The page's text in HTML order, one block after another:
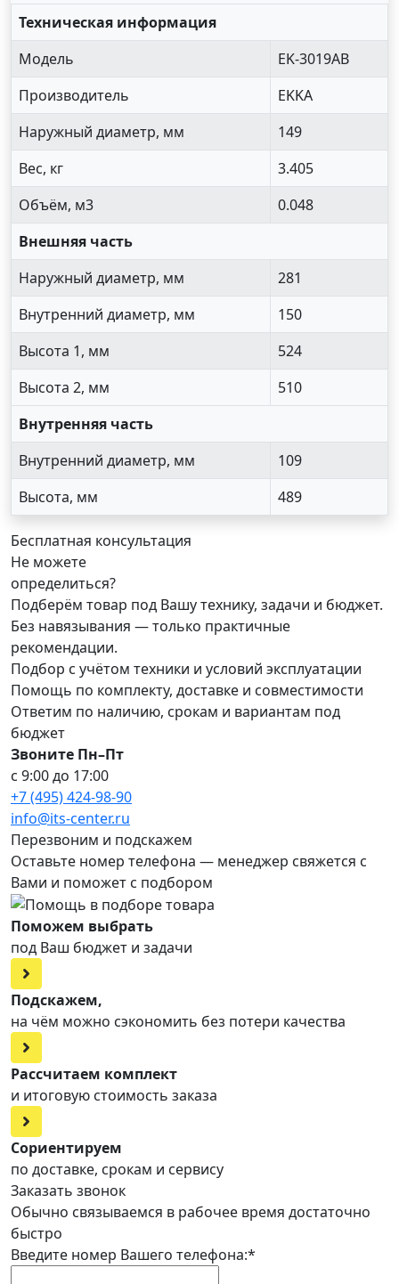
Техническая информация
Модель
EK-3019AB
Производитель
EKKA
Наружный диаметр, мм
149
Вес, кг
3.405
Объём, м3
0.048
Внешняя часть
Наружный диаметр, мм
281
Внутренний диаметр, мм
150
Высота 1, мм
524
Высота 2, мм
510
Внутренняя часть
Внутренний диаметр, мм
109
Высота, мм
489
Бесплатная консультация
Не можете
определиться?
Подберём товар под Вашу технику, задачи и бюджет.
Без навязывания — только практичные
рекомендации.
Подбор с учётом техники и условий эксплуатации
Помощь по комплекту, доставке и совместимости
Ответим по наличию, срокам и вариантам под
бюджет
Звоните Пн–Пт
с 9:00 до 17:00
+7 (495) 424-98-90
info@its-center.ru
Перезвоним и подскажем
Оставьте номер телефона — менеджер свяжется с
Вами и поможет с подбором
Поможем выбрать
под Ваш бюджет и задачи
Подскажем,
на чём можно сэкономить без потери качества
Рассчитаем комплект
и итоговую стоимость заказа
Сориентируем
по доставке, срокам и сервису
Заказать звонок
Обычно связываемся в рабочее время достаточно
быстро
Введите номер Вашего телефона:*